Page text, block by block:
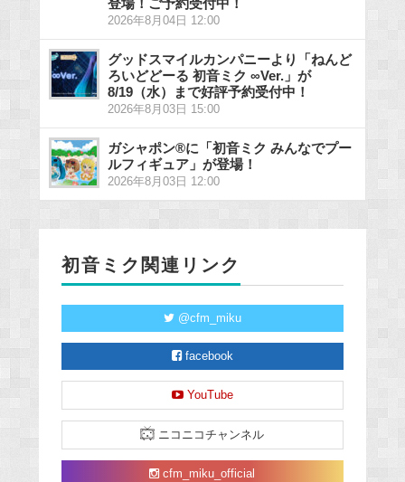
登場！ご予約受付中！
2026年8月04日 12:00
グッドスマイルカンパニーより「ねんど
ろいどどーる 初音ミク ∞Ver.」が
8/19（水）まで好評予約受付中！
2026年8月03日 15:00
ガシャポン®に「初音ミク みんなでプー
ルフィギュア」が登場！
2026年8月03日 12:00
初音ミク関連リンク
@cfm_miku
facebook
YouTube
ニコニコチャンネル
cfm_miku_official